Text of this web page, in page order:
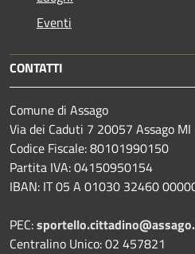
Eventi
CONTATTI
Comune di Assago
Via dei Caduti 7 20057 Assago
Codice Fiscale: 80101990150
Partita IVA: 04150950154
IBAN: IT 05 A 01030 32460
PEC:
Centralino Unico: 02 457821